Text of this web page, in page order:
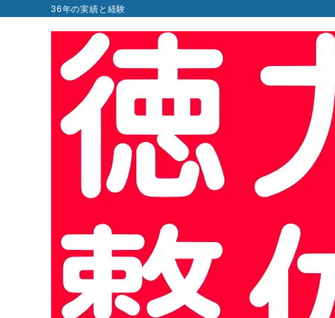
36年の実績と経験